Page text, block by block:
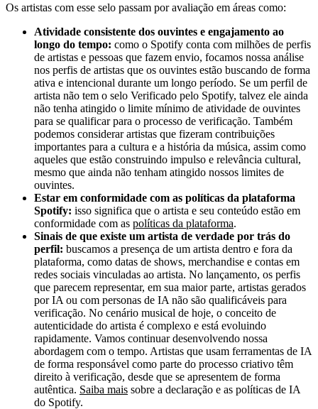
Os artistas com esse selo passam por avaliação em áreas como:
Atividade consistente dos ouvintes e engajamento ao
longo do tempo: como o Spotify conta com milhões de perfis
de artistas e pessoas que fazem envio, focamos nossa análise
nos perfis de artistas que os ouvintes estão buscando de forma
ativa e intencional durante um longo período. Se um perfil de
artista não tem o selo Verificado pelo Spotify, talvez ele ainda
não tenha atingido o limite mínimo de atividade de ouvintes
para se qualificar para o processo de verificação. Também
podemos considerar artistas que fizeram contribuições
importantes para a cultura e a história da música, assim como
aqueles que estão construindo impulso e relevância cultural,
mesmo que ainda não tenham atingido nossos limites de
ouvintes.
Estar em conformidade com as políticas da plataforma
Spotify: isso significa que o artista e seu conteúdo estão em
conformidade com as políticas da plataforma.
Sinais de que existe um artista de verdade por trás do
perfil: buscamos a presença de um artista dentro e fora da
plataforma, como datas de shows, merchandise e contas em
redes sociais vinculadas ao artista. No lançamento, os perfis
que parecem representar, em sua maior parte, artistas gerados
por IA ou com personas de IA não são qualificáveis para
verificação. No cenário musical de hoje, o conceito de
autenticidade do artista é complexo e está evoluindo
rapidamente. Vamos continuar desenvolvendo nossa
abordagem com o tempo. Artistas que usam ferramentas de IA
de forma responsável como parte do processo criativo têm
direito à verificação, desde que se apresentem de forma
autêntica. Saiba mais sobre a declaração e as políticas de IA
do Spotify.